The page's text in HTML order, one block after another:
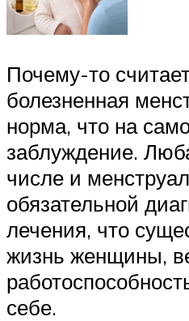
Почему-то
болезненная
норма, что на
заблуждение.
числе и
обязательной
лечения, что
жизнь женщины,
себе.